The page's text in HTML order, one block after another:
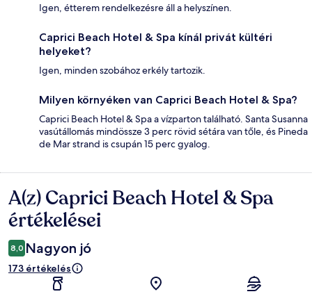
Igen, étterem rendelkezésre áll a helyszínen.
Caprici Beach Hotel & Spa kínál privát kültéri
helyeket?
Igen, minden szobához erkély tartozik.
Milyen környéken van Caprici Beach Hotel & Spa?
Caprici Beach Hotel & Spa a vízparton található. Santa Susanna
vasútállomás mindössze 3 perc rövid sétára van tőle, és Pineda
de Mar strand is csupán 15 perc gyalog.
Értékelések
A(z) Caprici Beach Hotel & Spa
értékelései
8,0 Nagyon jó
173 értékelés